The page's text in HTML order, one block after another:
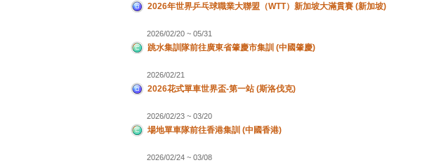
2026年世界乒乓球職業大聯盟（WTT）新加坡大滿貫賽 (新加坡)
2026/02/20 ~ 05/31
跳水集訓隊前往廣東省肇慶市集訓 (中國肇慶)
2026/02/21
2026花式單車世界盃-第一站 (斯洛伐克)
2026/02/23 ~ 03/20
場地單車隊前往香港集訓 (中國香港)
2026/02/24 ~ 03/08